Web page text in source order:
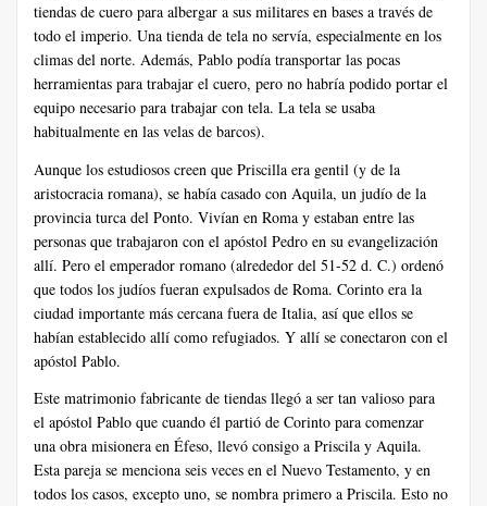
tiendas de cuero para albergar a sus militares en bases a través de
todo el imperio. Una tienda de tela no servía, especialmente en los
climas del norte. Además, Pablo podía transportar las pocas
herramientas para trabajar el cuero, pero no habría podido portar el
equipo necesario para trabajar con tela. La tela se usaba
habitualmente en las velas de barcos).
Aunque los estudiosos creen que Priscilla era gentil (y de la
aristocracia romana), se había casado con Aquila, un judío de la
provincia turca del Ponto. Vivían en Roma y estaban entre las
personas que trabajaron con el apóstol Pedro en su evangelización
allí. Pero el emperador romano (alrededor del 51-52 d. C.) ordenó
que todos los judíos fueran expulsados de Roma. Corinto era la
ciudad importante más cercana fuera de Italia, así que ellos se
habían establecido allí como refugiados. Y allí se conectaron con el
apóstol Pablo.
Este matrimonio fabricante de tiendas llegó a ser tan valioso para
el apóstol Pablo que cuando él partió de Corinto para comenzar
una obra misionera en Éfeso, llevó consigo a Priscila y Aquila.
Esta pareja se menciona seis veces en el Nuevo Testamento, y en
todos los casos, excepto uno, se nombra primero a Priscila. Esto no